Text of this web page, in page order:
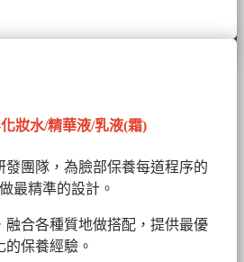
妝水/精華液/乳液(霜)
發團隊，為臉部保養每道程序的
最精準的設計。
融合各種質地做搭配，提供最優
的保養經驗。